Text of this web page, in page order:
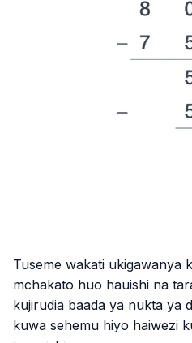
Tuseme wakati ukigawanya
mchakato huo hauishi na
kujirudia baada ya nukta ya
kuwa sehemu hiyo haiwezi